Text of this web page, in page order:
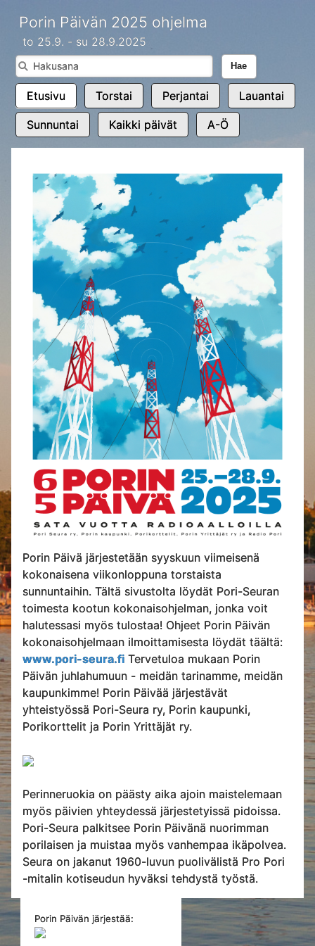
Porin Päivän 2025 ohjelma
to 25.9. - su 28.9.2025
Hae
Etusivu Torstai Perjantai Lauantai
Sunnuntai Kaikki päivät A-Ö
Porin Päivä järjestetään syyskuun viimeisenä
kokonaisena viikonloppuna torstaista
sunnuntaihin. Tältä sivustolta löydät Pori-Seuran
toimesta kootun kokonaisohjelman, jonka voit
halutessasi myös tulostaa! Ohjeet Porin Päivän
kokonaisohjelmaan ilmoittamisesta löydät täältä:
www.pori-seura.fi Tervetuloa mukaan Porin
Päivän juhlahumuun - meidän tarinamme, meidän
kaupunkimme! Porin Päivää järjestävät
yhteistyössä Pori-Seura ry, Porin kaupunki,
Porikorttelit ja Porin Yrittäjät ry.
Perinneruokia on päästy aika ajoin maistelemaan
myös päivien yhteydessä järjestetyissä pidoissa.
Pori-Seura palkitsee Porin Päivänä nuorimman
porilaisen ja muistaa myös vanhempaa ikäpolvea.
Seura on jakanut 1960-luvun puolivälistä Pro Pori
-mitalin kotiseudun hyväksi tehdystä työstä.
Porin Päivän järjestää: